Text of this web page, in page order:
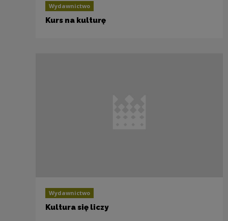
Wydawnictwo
Kurs na kulturę
Wydawnictwo
Kultura się liczy